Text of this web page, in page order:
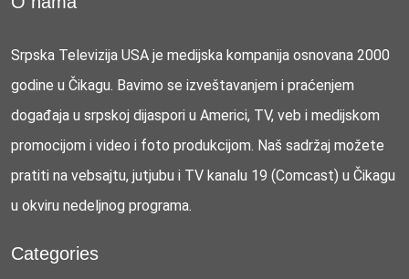
Srpska Televizija USA je medijska kompanija osnovana 2000
godine u Čikagu. Bavimo se izveštavanjem i praćenjem
događaja u srpskoj dijaspori u Americi, TV, veb i medijskom
promocijom i video i foto produkcijom. Naš sadržaj možete
pratiti na vebsajtu, jutjubu i TV kanalu 19 (Comcast) u Čikagu
u okviru nedeljnog programa.
Categories